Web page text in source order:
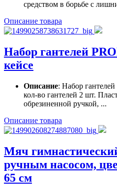
средством в борьбе с
Описание товара
Набор гантелей
кейсе
Описание: Набор
кол-во гантелей 2 шт.
обрезиненной ручкой, ...
Описание товара
Мяч
ручным насосом,
65 см